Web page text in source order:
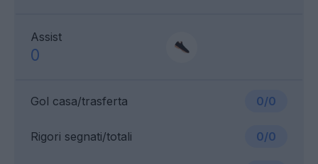
Assist
0
Gol casa/trasferta 0/0
Rigori segnati/totali 0/0